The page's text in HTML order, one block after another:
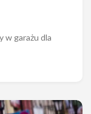
w garażu dla